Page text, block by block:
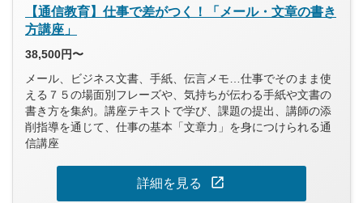
【通信教育】仕事で差がつく！「メール・文章の書き
方講座」
38,500円〜
メール、ビジネス文書、手紙、伝言メモ…仕事でそのまま使
える７５の場面別フレーズや、気持ちが伝わる手紙や文書の
書き方を集約。講座テキストで学び、課題の提出、講師の添
削指導を通じて、仕事の基本「文章力」を身につけられる通
信講座
詳細を見る open_in_new